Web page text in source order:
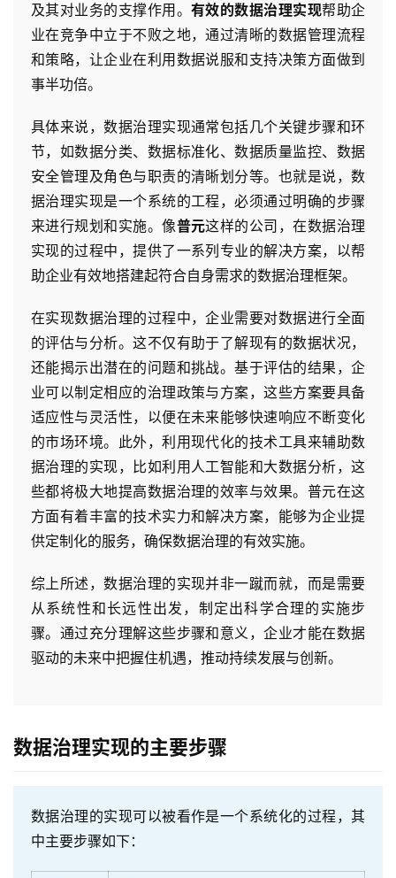
及其对业务的支撑作用。 有效的数据治理实现帮助企
业在竞争中立于不败之地，通过清晰的数据管理流程
和策略，让企业在利用数据说服和支持决策方面做到
事半功倍。
具体来说，数据治理实现通常包括几个关键步骤和环
节，如数据分类、数据标准化、数据质量监控、数据
安全管理及角色与职责的清晰划分等。也就是说，数
据治理实现是一个系统的工程，必须通过明确的步骤
来进行规划和实施。像普元这样的公司，在数据治理
实现的过程中，提供了一系列专业的解决方案，以帮
助企业有效地搭建起符合自身需求的数据治理框架。
在实现数据治理的过程中，企业需要对数据进行全面
的评估与分析。这不仅有助于了解现有的数据状况，
还能揭示出潜在的问题和挑战。基于评估的结果，企
业可以制定相应的治理政策与方案，这些方案要具备
适应性与灵活性，以便在未来能够快速响应不断变化
的市场环境。此外，利用现代化的技术工具来辅助数
据治理的实现，比如利用人工智能和大数据分析，这
些都将极大地提高数据治理的效率与效果。普元在这
方面有着丰富的技术实力和解决方案，能够为企业提
供定制化的服务，确保数据治理的有效实施。
综上所述，数据治理的实现并非一蹴而就，而是需要
从系统性和长远性出发，制定出科学合理的实施步
骤。通过充分理解这些步骤和意义，企业才能在数据
驱动的未来中把握住机遇，推动持续发展与创新。
数据治理实现的主要步骤
数据治理的实现可以被看作是一个系统化的过程，其
中主要步骤如下：